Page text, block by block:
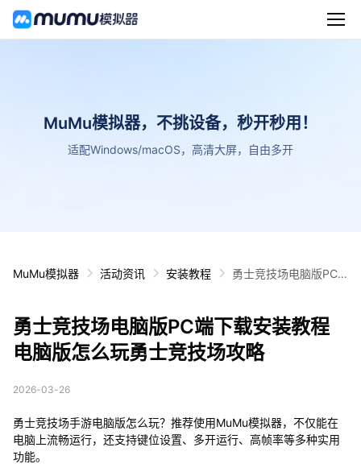
MuMu模拟器，不挑设备，秒开秒用！
适配Windows/macOS，高清大屏，自由多开
MuMu模拟器 活动资讯 安装教程
勇士竞技场电脑版PC
勇士竞技场电脑版PC端下载安装教程
电脑版怎么玩勇士竞技场攻略
2026-03-26
勇士竞技场手游电脑版怎么玩？推荐使用MuMu模拟器，不仅能在
电脑上流畅运行，还支持键位设置、多开运行、高帧率等多种实用
功能。